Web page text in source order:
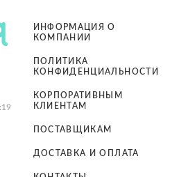
ИНФОРМАЦИЯ О
КОМПАНИИ
ПОЛИТИКА
КОНФИДЕНЦИАЛЬНОСТИ
КОРПОРАТИВНЫМ
КЛИЕНТАМ
ПОСТАВЩИКАМ
ДОСТАВКА И ОПЛАТА